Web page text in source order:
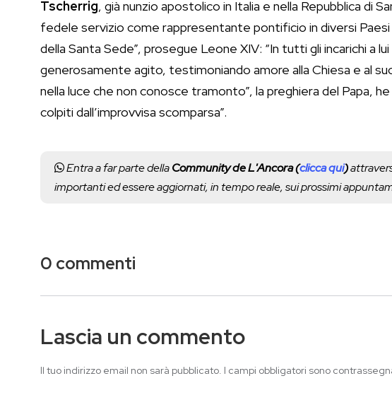
Tscherrig, già nunzio apostolico in Italia e nella Repubblica di
fedele servizio come rappresentante pontificio in diversi
della Santa Sede”, prosegue Leone XIV: “In tutti gli incarichi a
generosamente agito, testimoniando amore alla Chiesa e al
nella luce che non conosce tramonto”, la preghiera del Papa,
colpiti dall’improvvisa scomparsa”.
Entra a far parte dellaCommunity de L'Ancora (clicca qui)
importanti ed essere aggiornati, in tempo reale, sui prossimi
0 commenti
Lascia un commento
Il tuo indirizzo email non sarà pubblicato. I campi obbligatori sono